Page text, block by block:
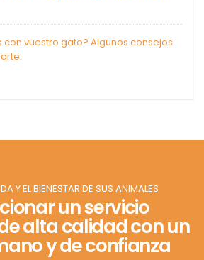
con vuestro gato? Algunos consejos
Y EL BIENESTAR DE SUS ANIMALES
un servicio
alta calidad con un
y de confianza